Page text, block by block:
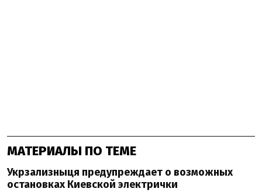
МАТЕРИАЛЫ ПО ТЕМЕ
Укрзализныця предупреждает о возможных
остановках Киевской электрички